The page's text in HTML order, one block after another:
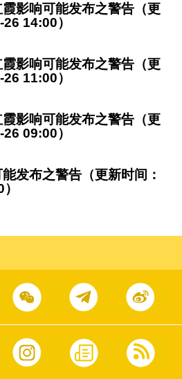
影响可能发布之警告（更
14:00）
影响可能发布之警告（更
11:00）
影响可能发布之警告（更
09:00）
发布之警告（更新时间：